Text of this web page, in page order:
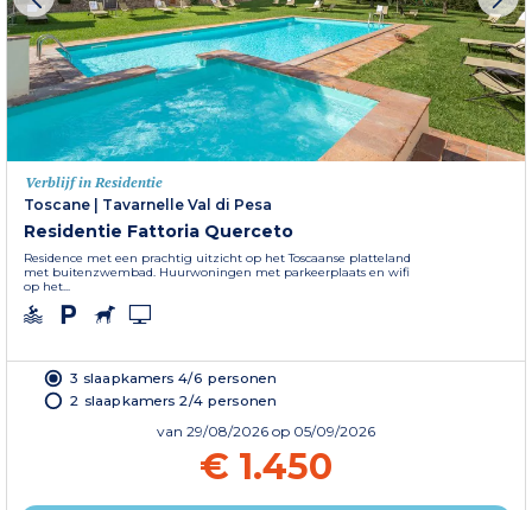
Verblijf in Residentie
Toscane | Tavarnelle Val di Pesa
Residentie Fattoria Querceto
Residence met een prachtig uitzicht op het Toscaanse platteland
met buitenzwembad. Huurwoningen met parkeerplaats en wifi
op het...
3 slaapkamers 4/6 personen
2 slaapkamers 2/4 personen
van 29/08/2026 op 05/09/2026
€ 1.450